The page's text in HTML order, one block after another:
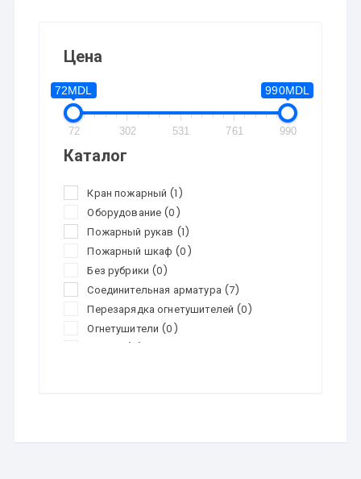
Цена
72MDL 990MDL
72 302 531 761 990
Каталог
Кран пожарный (1)
Оборудование (0)
Пожарный рукав (1)
Пожарный шкаф (0)
Без рубрики (0)
Соединительная арматура (7)
Перезарядка огнетушителей (0)
Огнетушители (0)